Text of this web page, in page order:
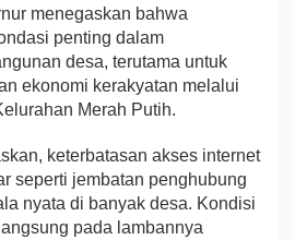
menegaskan bahwa
penting dalam
desa, terutama untuk
ekonomi kerakyatan melalui
Merah Putih.
keterbatasan akses internet
seperti jembatan penghubung
nyata di banyak desa. Kondisi
pada lambannya